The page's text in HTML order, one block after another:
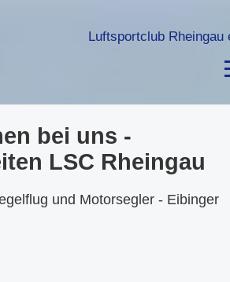
Luftsportclub Rheingau
bei uns -
LSC Rheingau
und Motorsegler - Eibinger